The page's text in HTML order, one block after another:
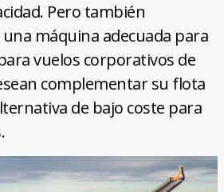
Pero también
máquina adecuada para
vuelos corporativos de
complementar su flota
de bajo coste para